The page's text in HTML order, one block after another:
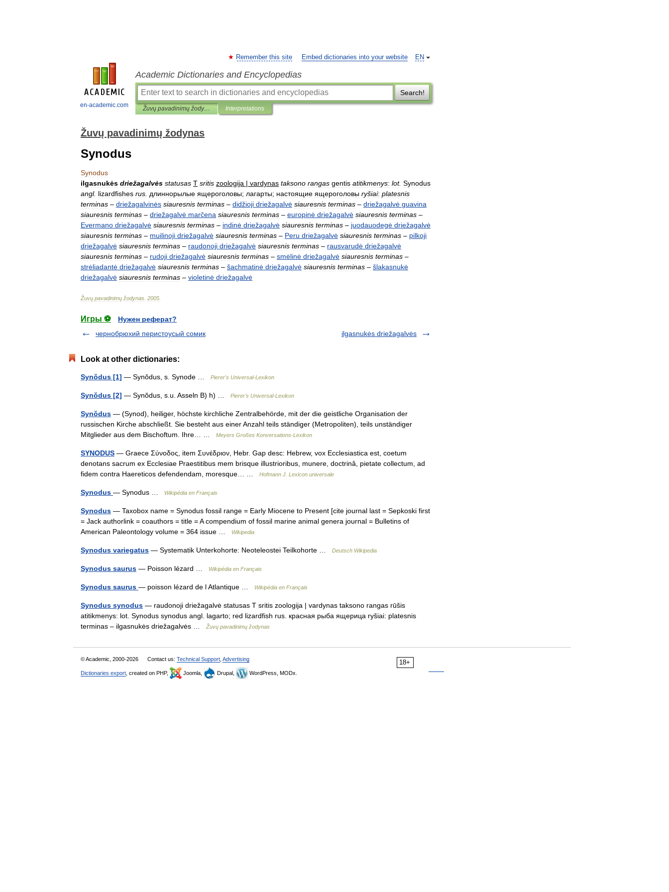
en-academic.com
EN
Remember this site Embed dictionaries into your website
Academic Dictionaries and Encyclopedias
Search!
Žuvų pavadinimų žodynas Interpretations
Žuvų pavadinimų žodynas
Synodus
Synodus
ilgasnukės driežagalvės statusas T sritis zoologija | vardynas taksono rangas gentis atitikmenys: lot. Synodus
angl. lizardfishes rus длиннорылые ящероголовы; лагарты; настоящие ящероголовы ryšiai: platesnis
terminas – driežagalvinės siauresnis terminas – didžioji driežagalvė siauresnis terminas – driežagalvė guavina
siauresnis terminas – driežagalvė marčena siauresnis terminas – europinė driežagalvė siauresnis terminas –
Evermano driežagalvė siauresnis terminas – indinė driežagalvė siauresnis terminas – juodauodegė driežagalvė
siauresnis terminas – muilinoji driežagalvė siauresnis terminas – Peru driežagalvė siauresnis terminas – pilkoji
driežagalvė siauresnis terminas – raudonoji driežagalvė siauresnis terminas – rausvarudė driežagalvė
siauresnis terminas – rudoji driežagalvė siauresnis terminas – smėlinė driežagalvė siauresnis terminas –
strėliadantė driežagalvė siauresnis terminas – šachmatinė driežagalvė siauresnis terminas – šlakasnukė
driežagalvė siauresnis terminas – violetinė driežagalvė
Žuvų pavadinimų žodynas 2005
Игры ⚽
Нужен реферат?
чернобрюхий перистоусый сомик
ilgasnukės driežagalvės
Look at other dictionaries:
Synŏdus [1] — Synŏdus, s. Synode … Pierer's Universal-Lexikon
Synŏdus [2] — Synŏdus, s.u. Asseln B) h) … Pierer's Universal-Lexikon
Synŏdus — (Synod), heiliger, höchste kirchliche Zentralbehörde, mit der die geistliche Organisation der
russischen Kirche abschließt. Sie besteht aus einer Anzahl teils ständiger (Metropoliten), teils unständiger
Mitglieder aus dem Bischoftum. Ihre… …
Meyers Großes Konversations-Lexikon
SYNODUS — Graece Σύνοδος, item Συνέδριον, Hebr. Gap desc: Hebrew, vox Ecclesiastica est, coetum
denotans sacrum ex Ecclesiae Praestitibus mem brisque illustrioribus, munere, doctrinâ, pietate collectum, ad
fidem contra Haereticos defendendam, moresque… …
Hofmann J. Lexicon universale
Synodus — Synodus … Wikipédia en Français
Synodus — Taxobox name = Synodus fossil range = Early Miocene to Present [cite journal last = Sepkoski first
= Jack authorlink = coauthors = title = A compendium of fossil marine animal genera journal = Bulletins of
American Paleontology volume = 364 issue …
Wikipedia
Synodus variegatus — Systematik Unterkohorte: Neoteleostei Teilkohorte … Deutsch Wikipedia
Synodus saurus — Poisson lézard … Wikipédia en Français
Synodus saurus — poisson lézard de l Atlantique … Wikipédia en Français
Synodus synodus — raudonoji driežagalvė statusas T sritis zoologija | vardynas taksono rangas rūšis
atitikmenys: lot. Synodus synodus angl. lagarto; red lizardfish rus. красная рыба ящерица ryšiai: platesnis
terminas – ilgasnukės driežagalvės …
Žuvų pavadinimų žodynas
18+
© Academic, 2000-2026 Contact us: Technical Support Advertising
Dictionaries export , created on PHP, Joomla, Drupal, WordPress, MODx.